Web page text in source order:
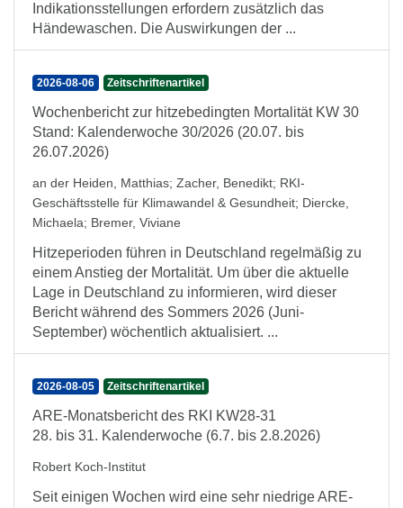
Indikationsstellungen erfordern zusätzlich das
Händewaschen. Die Auswirkungen der ...
2026-08-06 Zeitschriftenartikel
Wochenbericht zur hitzebedingten Mortalität KW 30
Stand: Kalenderwoche 30/2026 (20.07. bis
26.07.2026)
an der Heiden, Matthias; Zacher, Benedikt; RKI-
Geschäftsstelle für Klimawandel & Gesundheit; Diercke,
Michaela; Bremer, Viviane
Hitzeperioden führen in Deutschland regelmäßig zu
einem Anstieg der Mortalität. Um über die aktuelle
Lage in Deutschland zu informieren, wird dieser
Bericht während des Sommers 2026 (Juni-
September) wöchentlich aktualisiert. ...
2026-08-05 Zeitschriftenartikel
ARE-Monatsbericht des RKI KW28-31
28. bis 31. Kalenderwoche (6.7. bis 2.8.2026)
Robert Koch-Institut
Seit einigen Wochen wird eine sehr niedrige ARE-